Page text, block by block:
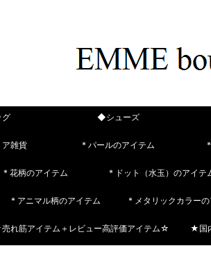
◆シューズ
雑貨 * パールのアイテム
* 花柄のアイテム * ドット（水玉）のアイテ
* アニマル柄のアイテム * メタリックカラー
れ筋アイテム＋レビュー高評価アイテム☆ ★国